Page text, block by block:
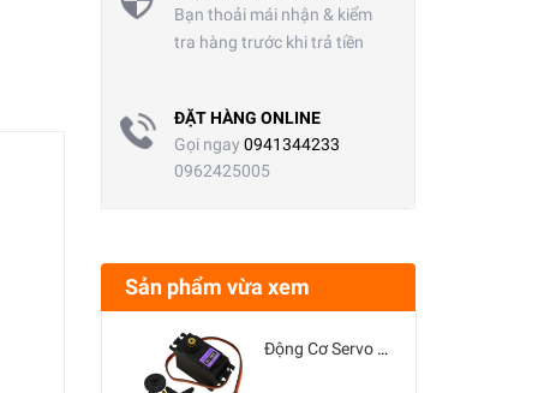
Bạn thoải mái nhận & kiểm
tra hàng trước khi trả tiền
ĐẶT HÀNG ONLINE
Gọi ngay 0941344233
0962425005
Sản phẩm vừa xem
Động Cơ Servo MG996